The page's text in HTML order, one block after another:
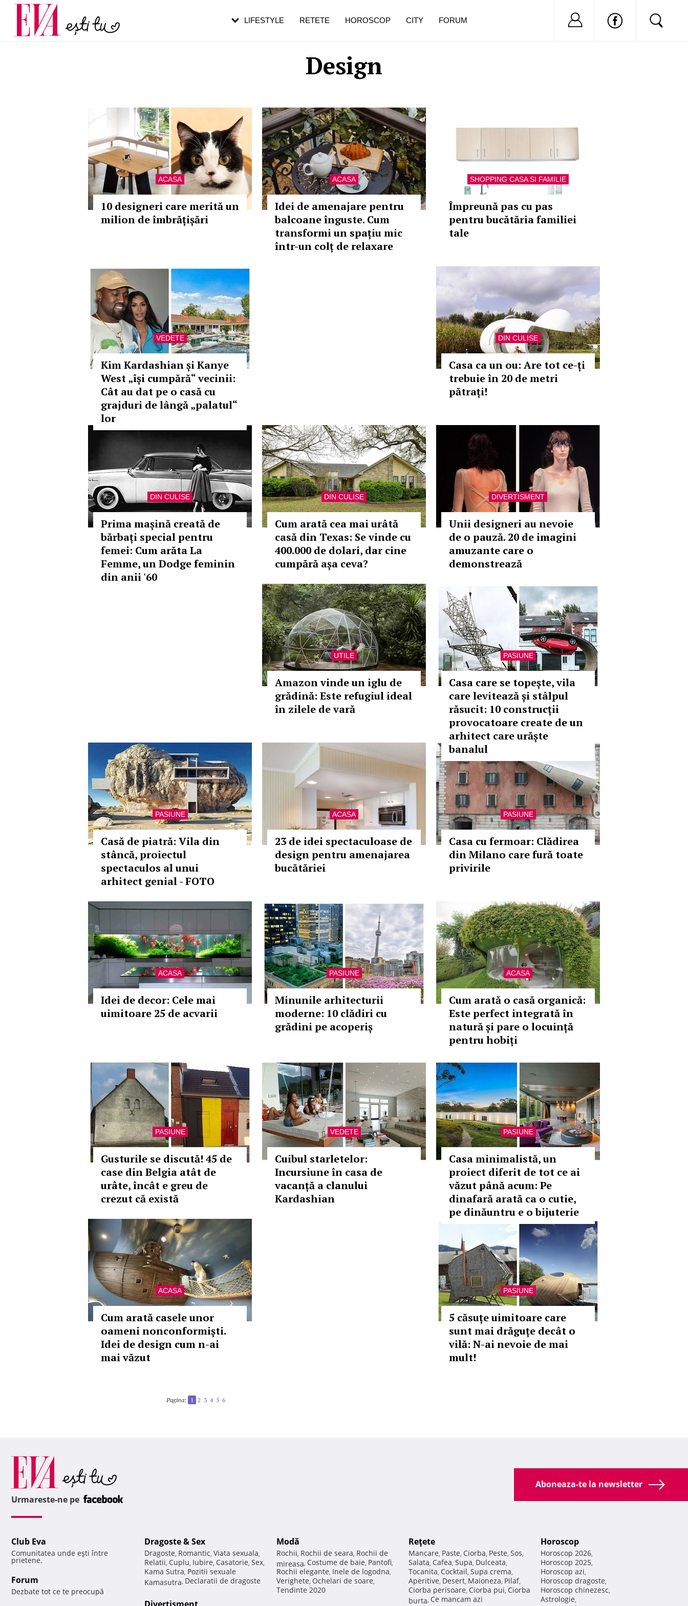
Design
ACASA
10 designeri care merită un
milion de îmbrățișări
ACASA
Idei de amenajare pentru
balcoane înguste. Cum
transformi un spațiu mic
într-un colț de relaxare
SHOPPING CASA SI FAMILIE
Împreună pas cu pas
pentru bucătăria familiei
tale
VEDETE
Kim Kardashian și Kanye
West „își cumpără“ vecinii:
Cât au dat pe o casă cu
grajduri de lângă „palatul“
lor
DIN CULISE
Casa ca un ou: Are tot ce-ți
trebuie în 20 de metri
pătrați!
DIN CULISE
Prima mașină creată de
bărbați special pentru
femei: Cum arăta La
Femme, un Dodge feminin
din anii '60
DIN CULISE
Cum arată cea mai urâtă
casă din Texas: Se vinde cu
400.000 de dolari, dar cine
cumpără așa ceva?
DIVERTISMENT
Unii designeri au nevoie
de o pauză. 20 de imagini
amuzante care o
demonstrează
UTILE
Amazon vinde un iglu de
grădină: Este refugiul ideal
în zilele de vară
PASIUNE
Casa care se topește, vila
care levitează și stâlpul
răsucit: 10 construcții
provocatoare create de un
arhitect care urăște
banalul
PASIUNE
Casă de piatră: Vila din
stâncă, proiectul
spectaculos al unui
arhitect genial - FOTO
ACASA
23 de idei spectaculoase de
design pentru amenajarea
bucătăriei
PASIUNE
Casa cu fermoar: Clădirea
din Milano care fură toate
privirile
ACASA
Idei de decor: Cele mai
uimitoare 25 de acvarii
PASIUNE
Minunile arhitecturii
moderne: 10 clădiri cu
grădini pe acoperiș
ACASA
Cum arată o casă organică:
Este perfect integrată în
natură și pare o locuință
pentru hobiți
PASIUNE
Gusturile se discută! 45 de
case din Belgia atât de
urâte, încât e greu de
crezut că există
VEDETE
Cuibul starletelor:
Incursiune în casa de
vacanță a clanului
Kardashian
PASIUNE
Casa minimalistă, un
proiect diferit de tot ce ai
văzut până acum: Pe
dinafară arată ca o cutie,
pe dinăuntru e o bijuterie
ACASA
Cum arată casele unor
oameni nonconformiști.
Idei de design cum n-ai
mai văzut
PASIUNE
5 căsuțe uimitoare care
sunt mai drăguțe decât o
vilă: N-ai nevoie de mai
mult!
Pagina: 1 2 3 4 5 6
LIFESTYLE RETETE HOROSCOP CITY FORUM Nu ai cont?
Carieră
Actualitate
pe măsură ce înaintezi în vârstă
de dureroasă este investigația
Aboneaza-te la newsletter
Urmareste-ne pe
Club Eva
Comunitatea unde eşti între
prietene.
Forum
Dezbate tot ce te preocupă
Dragoste & Sex
Dragoste, Romantic, Viata sexuala,
Relatii, Cuplu, Iubire, Casatorie, Sex,
Kama Sutra, Pozitii sexuale
Kamasutra, Declaratii de dragoste
Modă
Rochii, Rochii de seara, Rochii de
mireasa, Costume de baie, Pantofi,
Rochii elegante, Inele de logodna,
Verighete, Ochelari de soare,
Tendinte 2020
Reţete
Mancare, Paste, Ciorba, Peste, Sos,
Salata, Cafea, Supa, Dulceata,
Tocanita, Cocktail, Supa crema,
Aperitive, Desert, Maioneza, Pilaf,
Ciorba perisoare, Ciorba pui, Ciorba
burta, Ce mancam azi
Horoscop
Horoscop 2026,
Horoscop 2025,
Horoscop azi,
Horoscop dragoste,
Horoscop chinezesc,
Astrologie,